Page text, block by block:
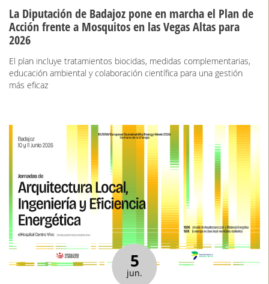
La Diputación de Badajoz pone en marcha el Plan de
Acción frente a Mosquitos en las Vegas Altas para
2026
El plan incluye tratamientos biocidas, medidas complementarias,
educación ambiental y colaboración científica para una gestión
más eficaz
5
jun.